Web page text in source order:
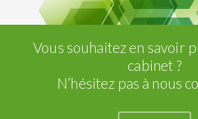
Vous souhaitez en savoir
cabinet ?
N’hésitez pas à nous